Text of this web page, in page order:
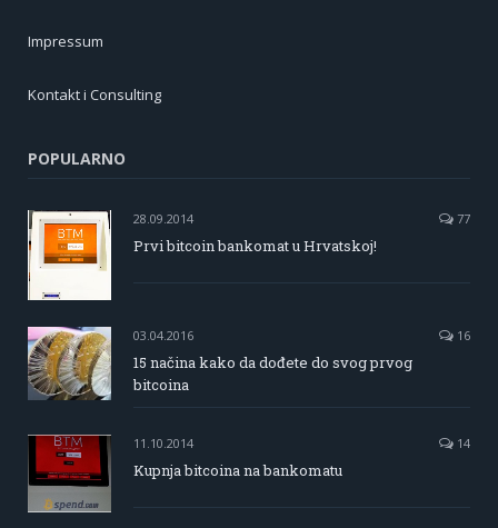
Impressum
Kontakt i Consulting
POPULARNO
28.09.2014 77
Prvi bitcoin bankomat u Hrvatskoj!
03.04.2016 16
15 načina kako da dođete do svog prvog
bitcoina
11.10.2014 14
Kupnja bitcoina na bankomatu